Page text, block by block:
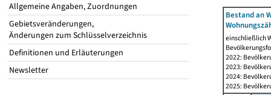
Allgemeine Angaben, Zuordnungen
Gebietsveränderungen,
Änderungen zum Schlüsselverzeichnis
Definitionen und Erläuterungen
Newsletter
Bestand an
einschließlich
2022:
2023:
2024:
2025: